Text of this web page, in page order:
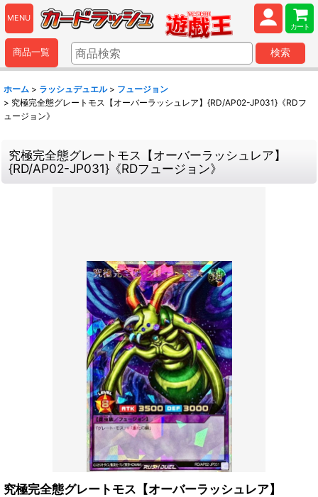
MENU
カート
商品一覧 検索
ホーム > ラッシュデュエル > フュージョン
> 究極完全態グレートモス【オーバーラッシュレア】{RD/AP02-JP031}《RDフ
ュージョン》
究極完全態グレートモス【オーバーラッシュレア】
{RD/AP02-JP031}《RDフュージョン》
究極完全態グレートモス【オーバーラッシュレア】